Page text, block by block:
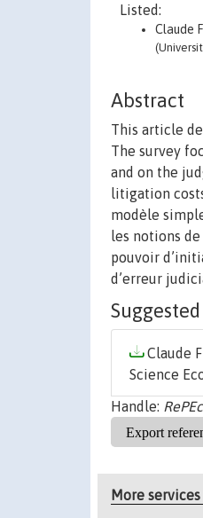
Listed:
Claude
Abstract
This article
The survey
and on the
litigation
modèle
les notions
pouvoir
d’erreur
Claude
Science
Handle:
More